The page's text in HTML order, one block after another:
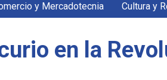
y Mercadotecnia Cultura y
en la